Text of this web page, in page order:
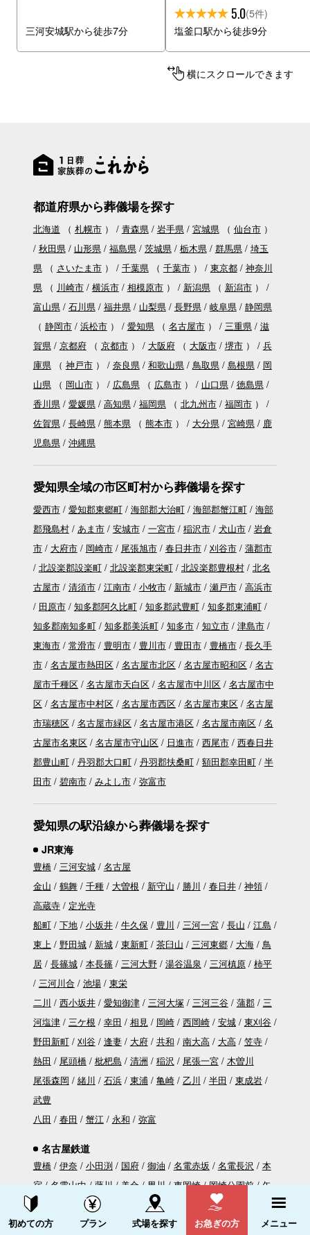
三河安城駅から徒歩7分
5.0(5件)
塩釜口駅から徒歩9分
横にスクロールできます
都道府県から葬儀場を探す
北海道 （ 札幌市） 青森県 岩手県 宮城県（ 仙台市）
秋田県
山形県 福島県 茨城県 栃木県 群馬県
埼玉
県（ さいたま市） 千葉県（ 千葉市） 東京都
神奈川
県（ 川崎市 横浜市 相模原市） 新潟県（ 新潟市）
富山県
石川県 福井県 山梨県 長野県 岐阜県
静岡県
（ 静岡市 浜松市） 愛知県（ 名古屋市） 三重県
滋
賀県
京都府（ 京都市） 大阪府（ 大阪市 堺市）
兵
庫県（ 神戸市） 奈良県 和歌山県 鳥取県 島根県
岡
山県（ 岡山市） 広島県（ 広島市） 山口県
徳島県
香川県
愛媛県 高知県 福岡県（ 北九州市 福岡市）
佐賀県
長崎県 熊本県（ 熊本市） 大分県 宮崎県
鹿
児島県
沖縄県
愛知県全域の市区町村から葬儀場を探す
愛西市 愛知郡東郷町 海部郡大治町 海部郡蟹江町
海部
郡飛島村
あま市 安城市 一宮市 稲沢市 犬山市
岩倉
市
大府市 岡崎市 尾張旭市 春日井市 刈谷市
蒲郡市
北設楽郡設楽町
北設楽郡東栄町 北設楽郡豊根村
北名
古屋市
清須市 江南市 小牧市 新城市 瀬戸市
高浜市
田原市
知多郡阿久比町 知多郡武豊町
知多郡東浦町
知多郡南知多町
知多郡美浜町 知多市 知立市
津島市
東海市
常滑市 豊明市 豊川市 豊田市 豊橋市
長久手
市
名古屋市熱田区 名古屋市北区 名古屋市昭和区
名古
屋市千種区
名古屋市天白区 名古屋市中川区
名古屋市中
区
名古屋市中村区 名古屋市西区 名古屋市東区
名古屋
市瑞穂区
名古屋市緑区 名古屋市港区 名古屋市南区
名
古屋市名東区
名古屋市守山区 日進市 西尾市
西春日井
郡豊山町
丹羽郡大口町 丹羽郡扶桑町 額田郡幸田町
半
田市
碧南市 みよし市 弥富市
愛知県の駅沿線から葬儀場を探す
JR東海
豊橋 三河安城
名古屋
金山
鶴舞 千種 大曽根 新守山 勝川 春日井
神領
高蔵寺
定光寺
船町
下地 小坂井 牛久保 豊川 三河一宮 長山
江島
東上
野田城 新城 東新町 茶臼山 三河東郷 大海
鳥
居
長篠城 本長篠 三河大野 湯谷温泉 三河槙原
柿平
三河川合
池場
東栄
二川
西小坂井 愛知御津 三河大塚 三河三谷 蒲郡
三
河塩津
三ケ根 幸田 相見 岡崎 西岡崎 安城
東刈谷
野田新町
刈谷 逢妻 大府 共和 南大高 大高
笠寺
熱田
尾頭橋 枇杷島 清洲 稲沢 尾張一宮
木曽川
尾張森岡
緒川 石浜 東浦 亀崎 乙川 半田
東成岩
武豊
八田
春田 蟹江 永和 弥富
名古屋鉄道
豊橋 伊奈 小田渕 国府 御油 名電赤坂 名電長沢
本
宿
名電山中 藤川 美合 男川 東岡崎 岡崎公園前
矢
作橋
新安城 知立 富士松
前後
中京競馬場前 有松 左京山 鳴海 本星崎 本笠寺
資料請求する 電話をかける
初めての方 プラン 式場を探す お急ぎの方 メニュー